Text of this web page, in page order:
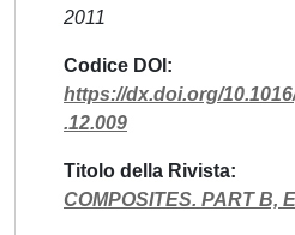
2011
Codice DOI
https://dx.doi.org/
.12.009
Titolo della Rivista
COMPOSITES. PART B,